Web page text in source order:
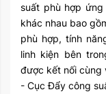
suất phù hợp ứng
khác nhau bao
phù hợp, tính
linh kiện bên
được kết nối cùng
- Cục Đẩy công